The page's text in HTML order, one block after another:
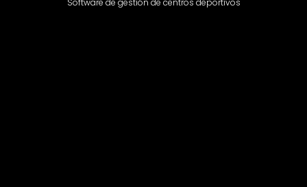
Software de gestión de centros deportivos